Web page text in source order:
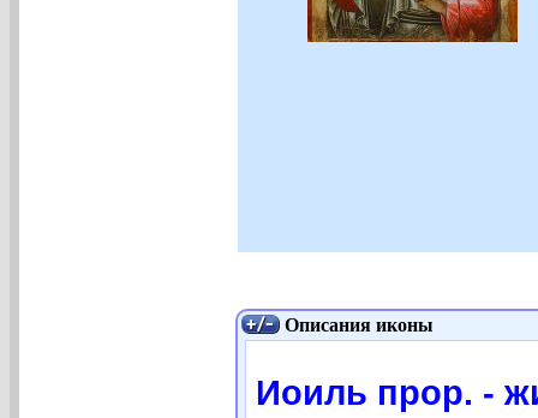
Описания иконы
Иоиль прор. -